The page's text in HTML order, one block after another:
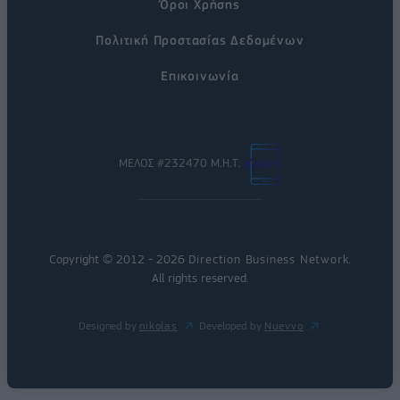
Όροι Χρήσης
Πολιτική Προστασίας Δεδομένων
Επικοινωνία
ΜΕΛΟΣ #232470 Μ.Η.Τ.
Copyright © 2012 - 2026 Direction Business Network
All rights reserved.
Designed by nikolas Developed by Nuevvo